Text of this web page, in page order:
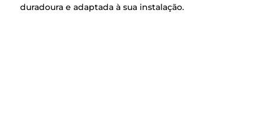
duradoura e adaptada à sua instalação.